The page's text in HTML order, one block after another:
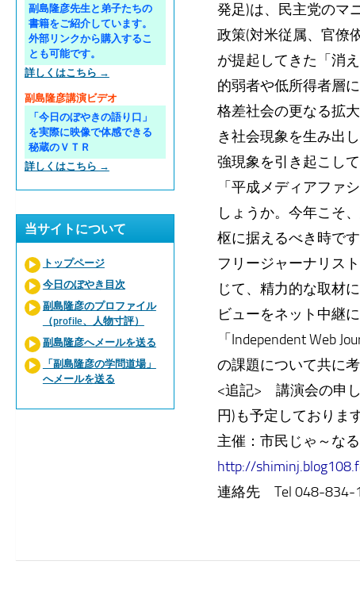
発足)は、民主党のマ
政策(対米従属、官僚
が提起してきた「消
的弱者や低所得者層
格差社会の更なる拡
き社会現象を生み出
強現象を引き起こし
「平成メディアファ
しょうか。今年こそ
枢に据えるべき時です
フリージャーナリス
じて、精力的な取材
ビューをネット中継
「Independent Web
の課題について共に
<追記> 講演会の申
円)も予定しております
主催：市民じゃ～な
http://
連絡先 Tel 048-834-
副島隆彦先生と弟子たちの
書籍をご紹介しています。
外部リンクから購入するこ
とも可能です。
詳しくはこちら →
副島隆彦講演ビデオ
「今日のぼやきの語り口」
を実際に映像で体感できる
秘蔵のＶＴＲ
詳しくはこちら →
当サイトについて
トップページ
今日のぼやき目次
副島隆彦のプロファイル
（profile、人物寸評）
副島隆彦へメールを送る
「副島隆彦の学問道場」
へメールを送る